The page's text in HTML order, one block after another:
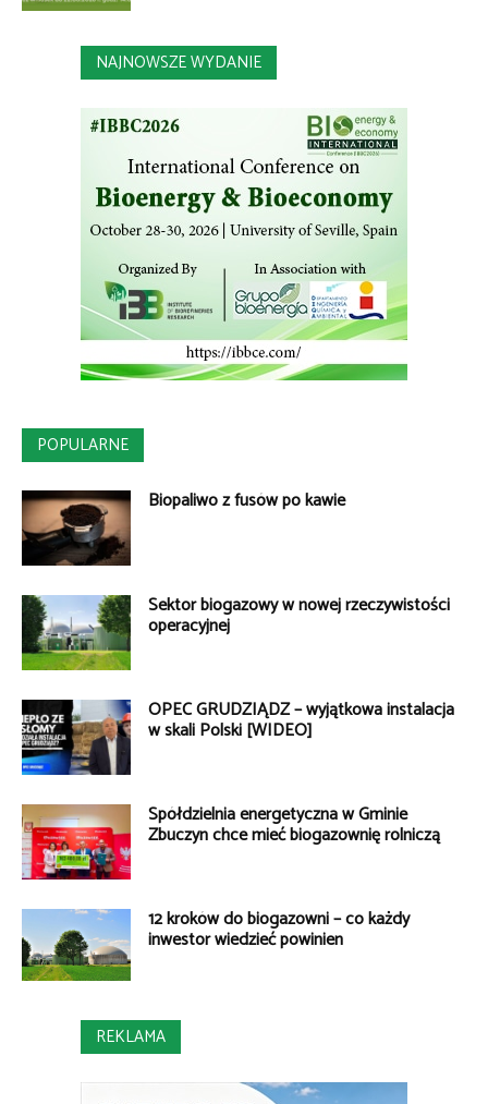
NAJNOWSZE WYDANIE
POPULARNE
Biopaliwo z fusów po kawie
Sektor biogazowy w nowej rzeczywistości
operacyjnej
OPEC GRUDZIĄDZ – wyjątkowa instalacja
w skali Polski [WIDEO]
Spółdzielnia energetyczna w Gminie
Zbuczyn chce mieć biogazownię rolniczą
12 kroków do biogazowni – co każdy
inwestor wiedzieć powinien
REKLAMA